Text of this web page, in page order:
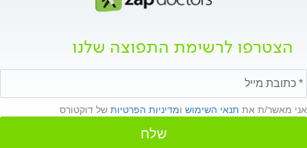
הצטרפו לרשימת התפוצה שלנו
אני מאשר/ת את תנאי השימוש ומדיניות הפרטיות של דוקטורס
שלח